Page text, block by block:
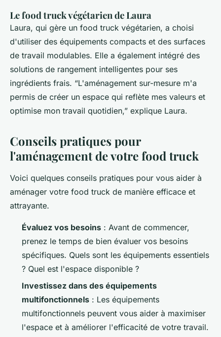
Le food truck végétarien de Laura
Laura, qui gère un food truck végétarien, a choisi
d'utiliser des équipements compacts et des surfaces
de travail modulables. Elle a également intégré des
solutions de rangement intelligentes pour ses
ingrédients frais. “L'aménagement sur-mesure m'a
permis de créer un espace qui reflète mes valeurs et
optimise mon travail quotidien,” explique Laura.
Conseils pratiques pour
l'aménagement de votre food truck
Voici quelques conseils pratiques pour vous aider à
aménager votre food truck de manière efficace et
attrayante.
Évaluez vos besoins : Avant de commencer,
prenez le temps de bien évaluer vos besoins
spécifiques. Quels sont les équipements essentiels
? Quel est l'espace disponible ?
Investissez dans des équipements
multifonctionnels : Les équipements
multifonctionnels peuvent vous aider à maximiser
l'espace et à améliorer l'efficacité de votre travail.